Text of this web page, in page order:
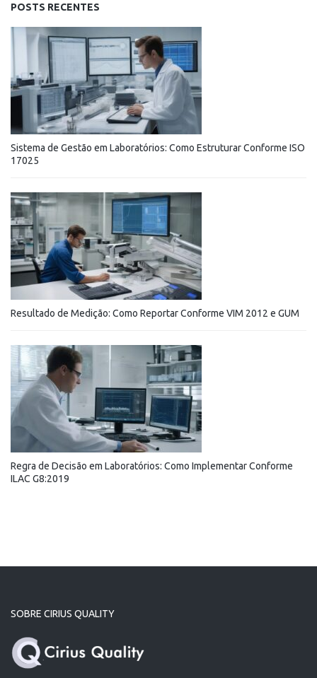
POSTS RECENTES
Sistema de Gestão em Laboratórios: Como Estruturar Conforme ISO
17025
Resultado de Medição: Como Reportar Conforme VIM 2012 e GUM
Regra de Decisão em Laboratórios: Como Implementar Conforme
ILAC G8:2019
SOBRE CIRIUS QUALITY